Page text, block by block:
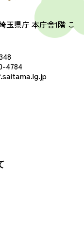
玉県庁 本庁舎1階 こ
4784